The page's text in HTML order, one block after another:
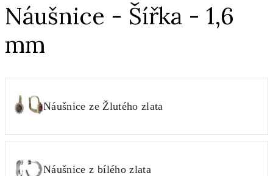
Náušnice - Šířka - 1,6
mm
Náušnice ze Žlutého zlata
Náušnice z bílého zlata